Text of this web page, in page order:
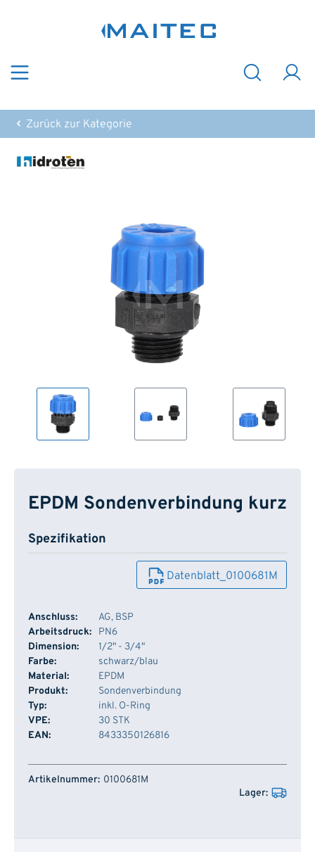
Zurück zur Kategorie
EPDM Sondenverbindung kurz
Spezifikation
Datenblatt_0100681M
Anschluss:
AG, BSP
Arbeitsdruck:
PN6
Dimension:
1/2" - 3/4"
Farbe:
schwarz/blau
Material:
EPDM
Produkt:
Sondenverbindung
Typ:
inkl. O-Ring
VPE:
30 STK
EAN:
8433350126816
Artikelnummer Lager
0100681M